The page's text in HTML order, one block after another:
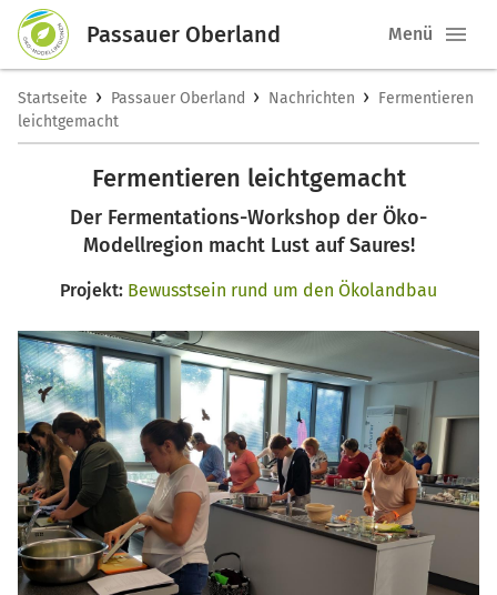
Passauer Oberland Menü
Startseite › Passauer Oberland › Nachrichten › Fermentieren
leichtgemacht
Fermentieren leichtgemacht
Der Fermentations-Workshop der Öko-
Modellregion macht Lust auf Saures!
Projekt: Bewusstsein rund um den Ökolandbau